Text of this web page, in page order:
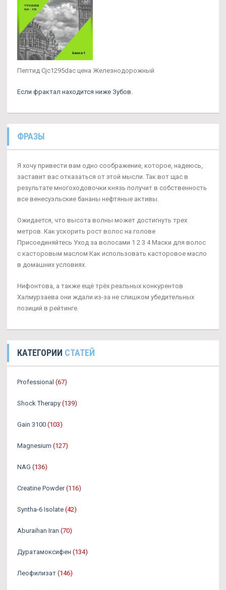
Пептид Cjc1295dac цена Железнодорожный
Если фрактал находится ниже Зубов.
ФРАЗЫ
Я хочу привести вам одно соображение, которое, надеюсь,
заставит вас отказаться от этой мысли. Так вот щас в
результате многоходовочки князь получит в собственность
все венесуэльские бананы нефтяные активы.
Ожидается, что высота волны может достигнуть трех
метров. Как ускорить рост волос на голове
Присоединяйтесь Уход за волосами 1 2 3 4 Маски для волос
с касторовым маслом Как использовать касторовое масло
в домашних условиях.
Нифонтова, а также ещё трёх реальных конкурентов
Халмурзаева они ждали из-за не слишком убедительных
позиций в рейтинге.
КАТЕГОРИИ СТАТЕЙ
Professional (67)
Shock Therapy (139)
Gain 3100 (103)
Magnesium (127)
NAG (136)
Creatine Powder (116)
Syntha-6 Isolate (42)
Aburaihan Iran (70)
Дуратамоксифен (134)
Леофилизат (146)